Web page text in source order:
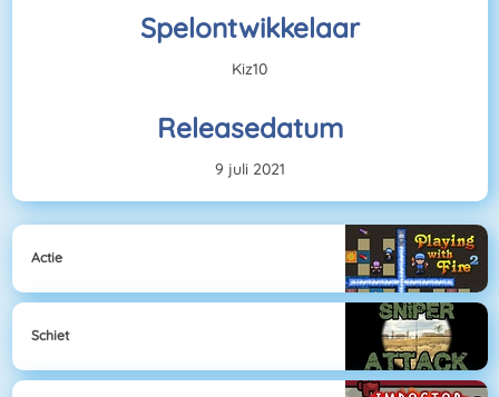
Spelontwikkelaar
Kiz10
Releasedatum
9 juli 2021
Actie
Schiet